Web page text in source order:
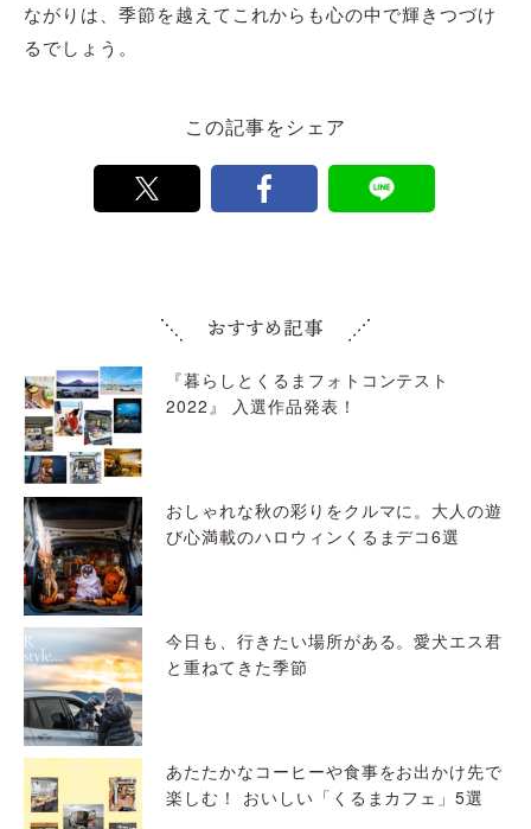
ながりは、季節を越えてこれからも心の中で輝きつづけ
るでしょう。
この記事をシェア
『暮らしとくるまフォトコンテスト
2022』 入選作品発表！
おしゃれな秋の彩りをクルマに。大人の遊
び心満載のハロウィンくるまデコ6選
今日も、行きたい場所がある。愛犬エス君
と重ねてきた季節
あたたかなコーヒーや食事をお出かけ先で
楽しむ！ おいしい「くるまカフェ」5選